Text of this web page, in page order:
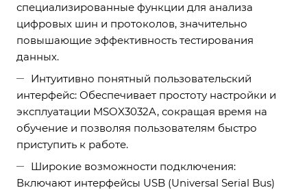
специализированные функции для анализа
цифровых шин и протоколов, значительно
повышающие эффективность тестирования
данных.
Интуитивно понятный пользовательский
интерфейс: Обеспечивает простоту настройки и
эксплуатации MSOX3032A, сокращая время на
обучение и позволяя пользователям быстро
приступить к работе.
Широкие возможности подключения:
Включают интерфейсы USB (Universal Serial Bus)